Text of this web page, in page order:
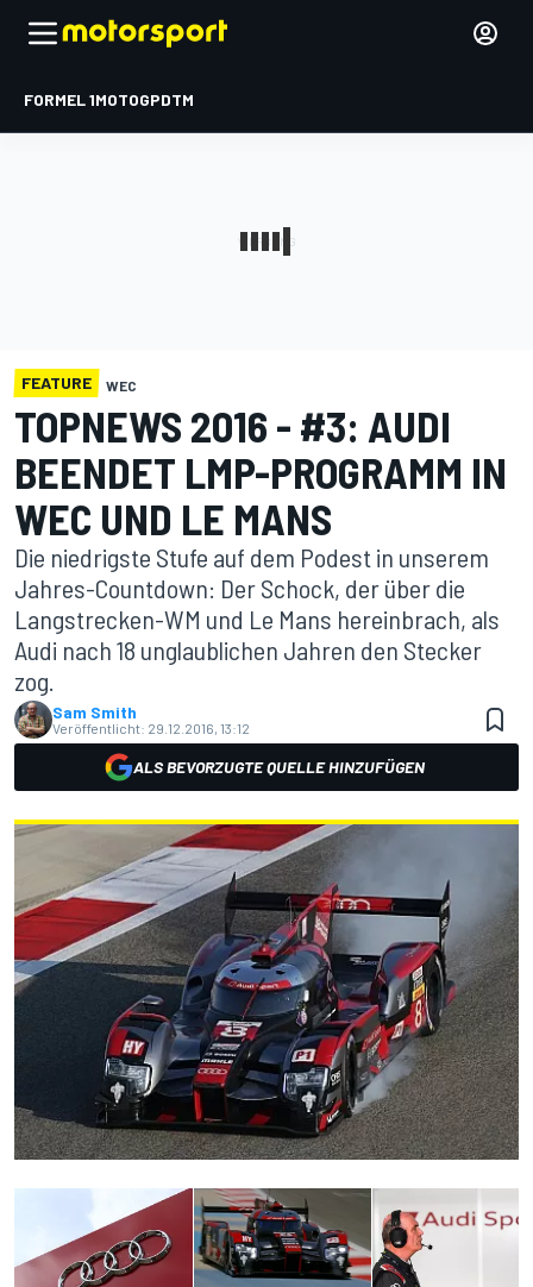
FORMEL 1MOTOGPDTM
FEATURE WEC
TOPNEWS 2016 - #3: AUDI
BEENDET LMP-PROGRAMM IN
WEC UND LE MANS
Die niedrigste Stufe auf dem Podest in unserem
Jahres-Countdown: Der Schock, der über die
Langstrecken-WM und Le Mans hereinbrach, als
Audi nach 18 unglaublichen Jahren den Stecker
zog.
Sam Smith
Veröffentlicht: 29.12.2016, 13:12
ALS BEVORZUGTE QUELLE HINZUFÜGEN